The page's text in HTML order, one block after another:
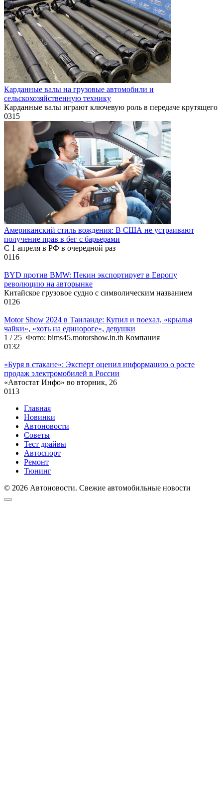
Карданные валы на грузовые автомобили и
сельскохозяйственную технику
Карданные валы играют ключевую роль в передаче крутящего
0315
Американский стиль вождения: В США не устраивают
получение прав в бег с барьерами
С 1 апреля в РФ в очередной раз
0116
BYD против BMW: Пекин экспортирует в Европу
революцию на авторынке
Китайское грузовое судно с символическим названием
0126
Motor Show 2024 в Таиланде: Купил и поехал, «крылья
чайки», «хоть на единороге», девушки
1 / 25 Фото: bims45.motorshow.in.th Компания
0132
«Буря в стакане»: Эксперт оценил информацию о росте
продаж электромобилей в России
«Автостат Инфо» во вторник, 26
0113
Главная
Новинки
Автоновости
Советы
Тест драйвы
Автоспорт
Ремонт
Тюнинг
© 2026 Автоновости. Свежие автомобильные новости